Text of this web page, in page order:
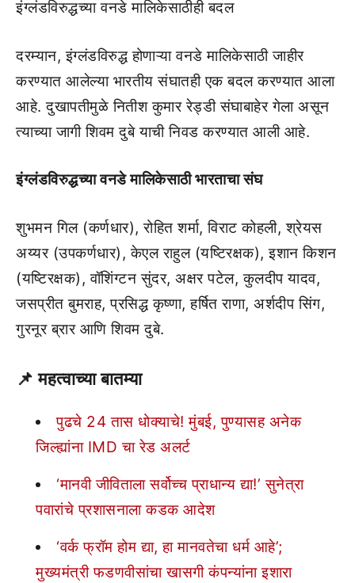
इंग्लंडविरुद्धच्या वनडे मालिकेसाठीही बदल
दरम्यान, इंग्लंडविरुद्ध होणाऱ्या वनडे मालिकेसाठी जाहीर
करण्यात आलेल्या भारतीय संघातही एक बदल करण्यात आला
आहे. दुखापतीमुळे नितीश कुमार रेड्डी संघाबाहेर गेला असून
त्याच्या जागी शिवम दुबे याची निवड करण्यात आली आहे.
इंग्लंडविरुद्धच्या वनडे मालिकेसाठी भारताचा संघ
शुभमन गिल (कर्णधार), रोहित शर्मा, विराट कोहली, श्रेयस
अय्यर (उपकर्णधार), केएल राहुल (यष्टिरक्षक), इशान किशन
(यष्टिरक्षक), वॉशिंग्टन सुंदर, अक्षर पटेल, कुलदीप यादव,
जसप्रीत बुमराह, प्रसिद्ध कृष्णा, हर्षित राणा, अर्शदीप सिंग,
गुरनूर ब्रार आणि शिवम दुबे.
📌महत्वाच्या बातम्या
पुढचे 24 तास धोक्याचे! मुंबई, पुण्यासह अनेक
जिल्ह्यांना IMD चा रेड अलर्ट
‘मानवी जीविताला सर्वोच्च प्राधान्य द्या!’ सुनेत्रा
पवारांचे प्रशासनाला कडक आदेश
‘वर्क फ्रॉम होम द्या, हा मानवतेचा धर्म आहे’;
मुख्यमंत्री फडणवीसांचा खासगी कंपन्यांना इशारा